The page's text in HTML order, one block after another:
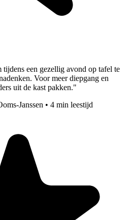
een gezellig avond op tafel te
Voor meer diepgang en
uit de kast pakken."
Janssen • 4 min leestijd